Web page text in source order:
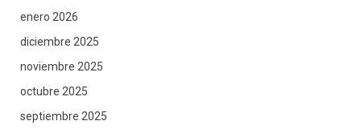
enero 2026
diciembre 2025
noviembre 2025
octubre 2025
septiembre 2025